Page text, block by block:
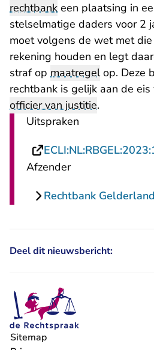
rechtbank een plaatsing in
stelselmatige daders voor 2
moet volgens de wet met
rekening houden en legt
straf op maatregelop. Deze
rechtbank is gelijk aan de eis
officier van justitie.
Uitspraken
Afzender
Rechtbank Gelderland
Deel dit nieuwsbericht:
Sitemap